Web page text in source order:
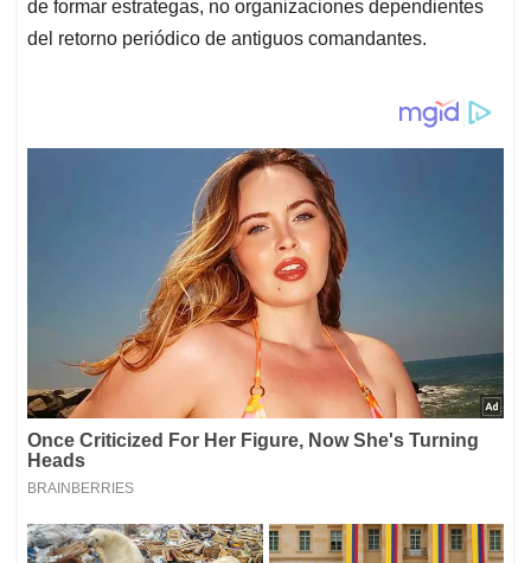
de formar estrategas, no organizaciones dependientes
del retorno periódico de antiguos comandantes.